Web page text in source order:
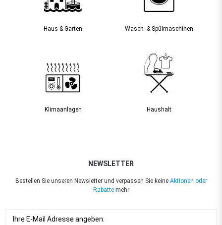
Haus & Garten Wasch- & Spülmaschinen
Klimaanlagen Haushalt
NEWSLETTER
Bestellen Sie unseren Newsletter und verpassen Sie keine Aktionen oder
Rabattemehr